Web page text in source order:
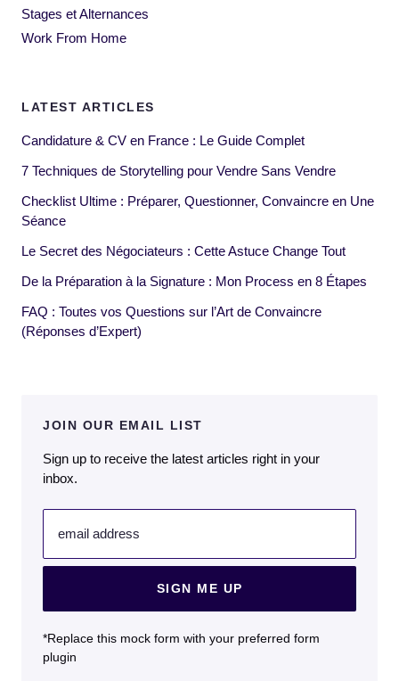
Stages et Alternances
Work From Home
LATEST ARTICLES
Candidature & CV en France : Le Guide Complet
7 Techniques de Storytelling pour Vendre Sans Vendre
Checklist Ultime : Préparer, Questionner, Convaincre en Une
Séance
Le Secret des Négociateurs : Cette Astuce Change Tout
De la Préparation à la Signature : Mon Process en 8 Étapes
FAQ : Toutes vos Questions sur l’Art de Convaincre
(Réponses d’Expert)
JOIN OUR EMAIL LIST
Sign up to receive the latest articles right in your
inbox.
email address
SIGN ME UP
*Replace this mock form with your preferred form
plugin